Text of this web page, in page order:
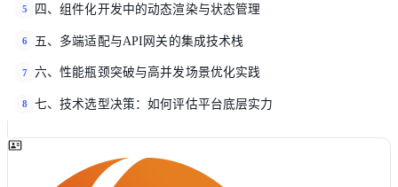
5 四、组件化开发中的动态渲染与状态管理
6 五、多端适配与API网关的集成技术栈
7 六、性能瓶颈突破与高并发场景优化实践
8 七、技术选型决策：如何评估平台底层实力